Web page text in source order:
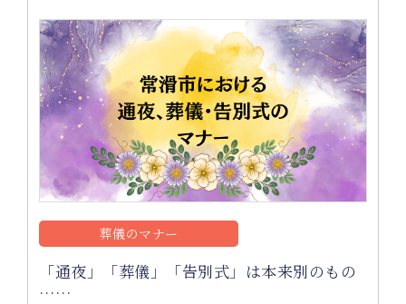
葬儀のマナー
「通夜」「葬儀」「告別式」は本来別のもの
……